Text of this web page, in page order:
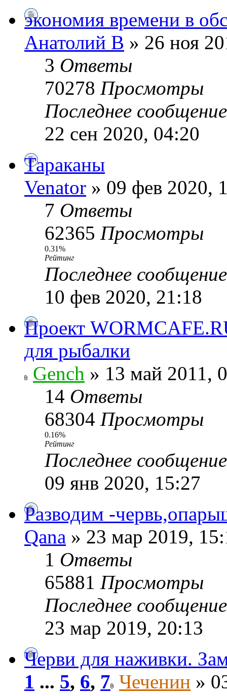
экономия времени в
Анатолий В » 26 ноя
3 Ответы
70278 Просмотры
Последнее
22 сен 2020, 04:20
Тараканы
Venator » 09 фев 2020,
7 Ответы
62365 Просмотры
0.31%
Рейтинг
Последнее
10 фев 2020, 21:18
Проект
для рыбалки
Gench » 13 май 2011,
14 Ответы
68304 Просмотры
0.16%
Рейтинг
Последнее
09 янв 2020, 15:27
Разводим -
Qana » 23 мар 2019,
1 Ответы
65881 Просмотры
Последнее
23 мар 2019, 20:13
Черви для наживки.
1 ... 5, 6, 7 Чеченин »